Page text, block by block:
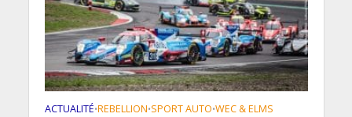
ACTUALITÉ•REBELLION•SPORT AUTO•WEC & ELMS